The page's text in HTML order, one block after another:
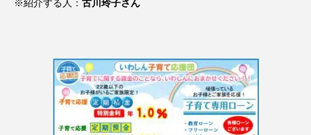
※紹介する人： 古川玲子さん